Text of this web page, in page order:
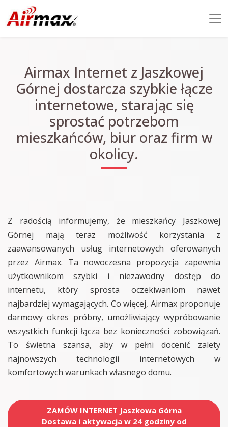
Airmax Internet z Jaszkowej
Górnej dostarcza szybkie łącze
internetowe, starając się
sprostać potrzebom
mieszkańców, biur oraz firm w
okolicy.
Z radością informujemy, że mieszkańcy Jaszkowej
Górnej mają teraz możliwość korzystania z
zaawansowanych usług internetowych oferowanych
przez Airmax. Ta nowoczesna propozycja zapewnia
użytkownikom szybki i niezawodny dostęp do
internetu, który sprosta oczekiwaniom nawet
najbardziej wymagających. Co więcej, Airmax proponuje
darmowy okres próbny, umożliwiający wypróbowanie
wszystkich funkcji łącza bez konieczności zobowiązań.
To świetna szansa, aby w pełni docenić zalety
najnowszych technologii internetowych w
komfortowych warunkach własnego domu.
ZAMÓW INTERNET Jaszkowa Górna
Dostawa i aktywacja w 24 godziny od